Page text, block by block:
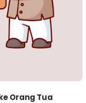
Orang Tua